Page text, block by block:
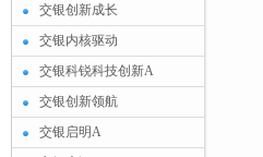
交银创新成长
交银内核驱动
交银科锐科技创新A
交银创新领航
交银启明A